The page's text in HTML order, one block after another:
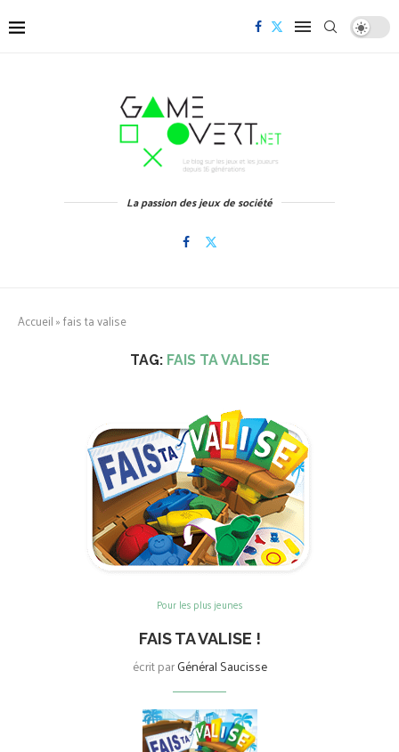
La passion des jeux de société
Accueil»fais ta valise
TAG: FAIS TA VALISE
Pour les plus jeunes
FAIS TA VALISE !
écrit parGénéral Saucisse